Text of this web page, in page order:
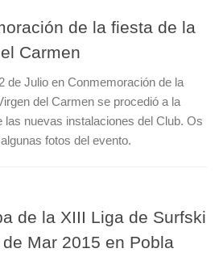
de la fiesta de la
Carmen
de Julio en Conmemoración de la
del Carmen se procedió a la
las nuevas instalaciones del Club. Os
fotos del evento.
de la XIII Liga de Surfski
Mar 2015 en Pobla